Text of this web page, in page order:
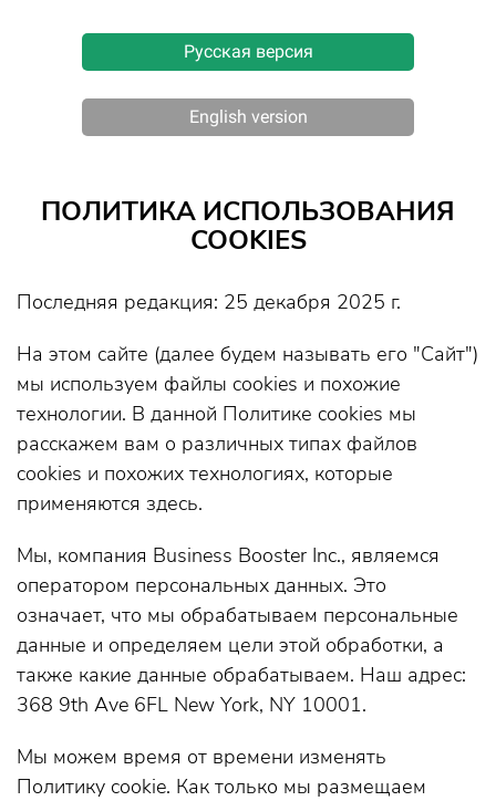
Русская версия
English version
ПОЛИТИКА ИСПОЛЬЗОВАНИЯ
COOKIES
Последняя редакция: 25 декабря 2025 г.
На этом сайте (далее будем называть его "Сайт")
мы используем файлы cookies и похожие
технологии. В данной Политике cookies мы
расскажем вам о различных типах файлов
cookies и похожих технологиях, которые
применяются здесь.
Мы, компания Business Booster Inc., являемся
оператором персональных данных. Это
означает, что мы обрабатываем персональные
данные и определяем цели этой обработки, а
также какие данные обрабатываем. Наш адрес:
368 9th Ave 6FL New York, NY 10001.
Мы можем время от времени изменять
Политику cookie. Как только мы размещаем